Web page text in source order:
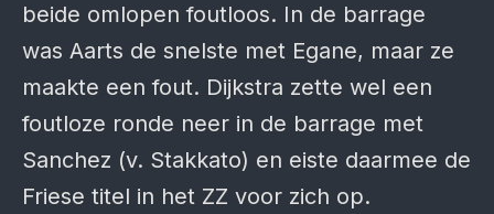
beide omlopen foutloos. In de barrage
was Aarts de snelste met Egane, maar ze
maakte een fout. Dijkstra zette wel een
foutloze ronde neer in de barrage met
Sanchez (v. Stakkato) en eiste daarmee de
Friese titel in het ZZ voor zich op.